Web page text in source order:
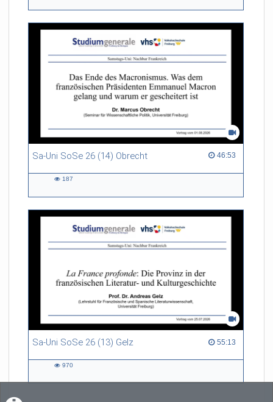
Sa-Uni SoSe 26 (14) Obrecht 46:53
46:53 duration
187
Sa-Uni SoSe 26 (13) Gelz 55:13
55:13 duration
970